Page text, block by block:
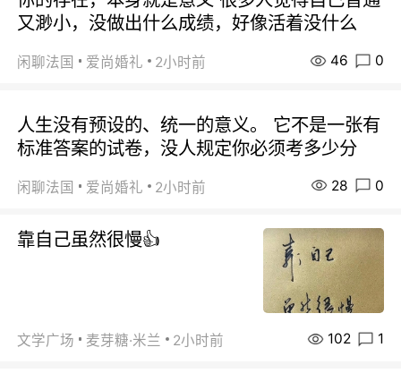
又渺小，没做出什么成绩，好像活着没什么
闲聊法国 爱尚婚礼 2小时前 46 0
人生没有预设的、统一的意义。 它不是一张有
标准答案的试卷，没人规定你必须考多少分
闲聊法国 爱尚婚礼 2小时前 28 0
靠自己虽然很慢👍
文学广场 麦芽糖·米兰 2小时前 102 1